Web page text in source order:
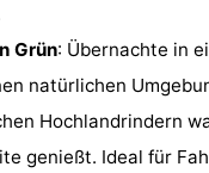
Grün: Übernachte in
natürlichen
Hochlandrindern
genießt. Ideal für